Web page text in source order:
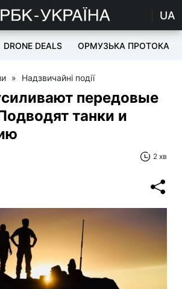
UA
DRONE DEALS ОРМУЗЬКА ПРОТОКА
» Надзвичайні події
передовые
танки и
2 хв